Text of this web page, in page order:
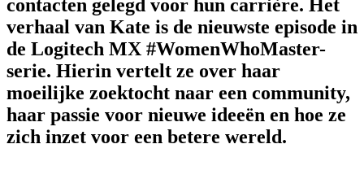
contacten gelegd voor hun carrière. Het
verhaal van Kate is de nieuwste episode in
de Logitech MX #WomenWhoMaster-
serie. Hierin vertelt ze over haar
moeilijke zoektocht naar een community,
haar passie voor nieuwe ideeën en hoe ze
zich inzet voor een betere wereld.